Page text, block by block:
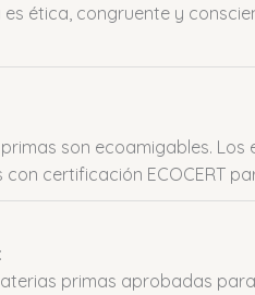
ética, congruente y
son ecoamigables.
con certificación ECOCERT
primas aprobadas